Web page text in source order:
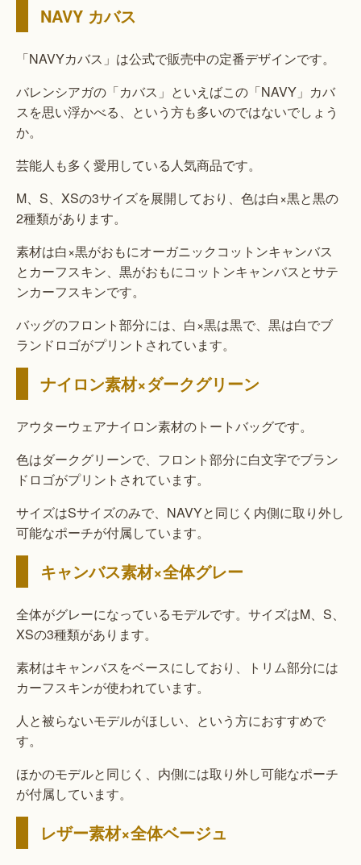
NAVY カバス
「NAVYカバス」は公式で販売中の定番デザインです。
バレンシアガの「カバス」といえばこの「NAVY」カバ
スを思い浮かべる、という方も多いのではないでしょう
か。
芸能人も多く愛用している人気商品です。
M、S、XSの3サイズを展開しており、色は白×黒と黒の
2種類があります。
素材は白×黒がおもにオーガニックコットンキャンバス
とカーフスキン、黒がおもにコットンキャンバスとサテ
ンカーフスキンです。
バッグのフロント部分には、白×黒は黒で、黒は白でブ
ランドロゴがプリントされています。
ナイロン素材×ダークグリーン
アウターウェアナイロン素材のトートバッグです。
色はダークグリーンで、フロント部分に白文字でブラン
ドロゴがプリントされています。
サイズはSサイズのみで、NAVYと同じく内側に取り外し
可能なポーチが付属しています。
キャンバス素材×全体グレー
全体がグレーになっているモデルです。サイズはM、S、
XSの3種類があります。
素材はキャンバスをベースにしており、トリム部分には
カーフスキンが使われています。
人と被らないモデルがほしい、という方におすすめで
す。
ほかのモデルと同じく、内側には取り外し可能なポーチ
が付属しています。
レザー素材×全体ベージュ